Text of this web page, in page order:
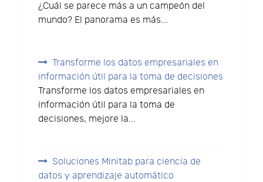
¿Cuál se parece más a un campeón del
mundo? El panorama es más...
Transforme los datos empresariales en
información útil para la toma de decisiones
Transforme los datos empresariales en
información útil para la toma de
decisiones, mejore la...
Soluciones Minitab para ciencia de
datos y aprendizaje automático